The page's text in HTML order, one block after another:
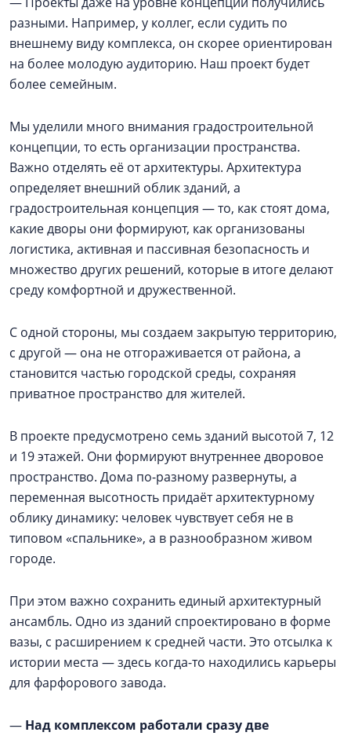
разными. Например, у коллег, если судить по
внешнему виду комплекса, он скорее ориентирован
на более молодую аудиторию. Наш проект будет
более семейным.
Мы уделили много внимания градостроительной
концепции, то есть организации пространства.
Важно отделять её от архитектуры. Архитектура
определяет внешний облик зданий, а
градостроительная концепция — то, как стоят дома,
какие дворы они формируют, как организованы
логистика, активная и пассивная безопасность и
множество других решений, которые в итоге делают
среду комфортной и дружественной.
С одной стороны, мы создаем закрытую территорию,
с другой — она не отгораживается от района, а
становится частью городской среды, сохраняя
приватное пространство для жителей.
В проекте предусмотрено семь зданий высотой 7, 12
и 19 этажей. Они формируют внутреннее дворовое
пространство. Дома по-разному развернуты, а
переменная высотность придаёт архитектурному
облику динамику: человек чувствует себя не в
типовом «спальнике», а в разнообразном живом
городе.
При этом важно сохранить единый архитектурный
ансамбль. Одно из зданий спроектировано в форме
вазы, с расширением к средней части. Это отсылка к
истории места — здесь когда-то находились карьеры
для фарфорового завода.
— Над комплексом работали сразу две